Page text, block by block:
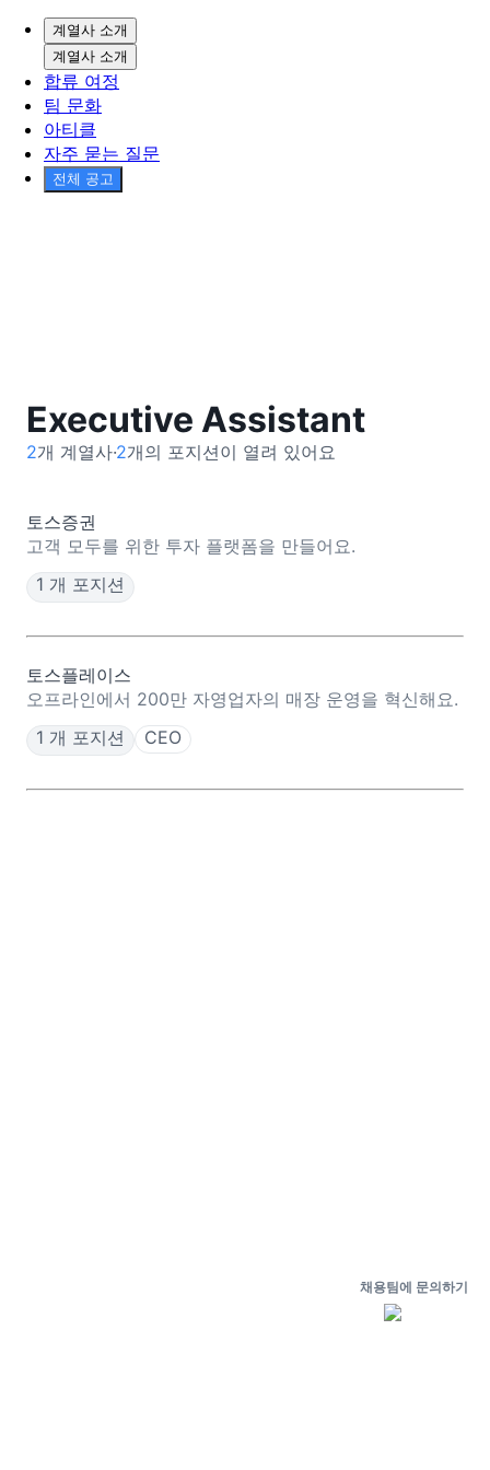
계열사 소개
계열사 소개
합류 여정
팀 문화
아티클
자주 묻는 질문
전체 공고
Executive Assistant
2개 계열사·2개의 포지션이 열려 있어요
토스증권
고객 모두를 위한 투자 플랫폼을 만들어요.
1 개 포지션
토스플레이스
오프라인에서 200만 자영업자의 매장 운영을 혁신해요.
1 개 포지션
CEO
채용팀에 문의하기